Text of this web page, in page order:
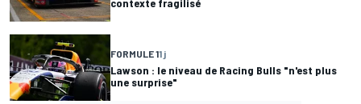
FORMULE 11 j
Lawson : le niveau de Racing Bulls "n'est plus
une surprise"